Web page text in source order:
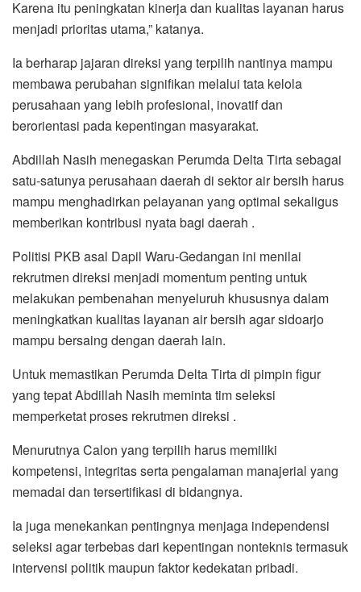
Karena itu peningkatan kinerja dan kualitas layanan harus
menjadi prioritas utama,” katanya.
Ia berharap jajaran direksi yang terpilih nantinya mampu
membawa perubahan signifikan melalui tata kelola
perusahaan yang lebih profesional, inovatif dan
berorientasi pada kepentingan masyarakat.
Abdillah Nasih menegaskan Perumda Delta Tirta sebagai
satu-satunya perusahaan daerah di sektor air bersih harus
mampu menghadirkan pelayanan yang optimal sekaligus
memberikan kontribusi nyata bagi daerah .
Politisi PKB asal Dapil Waru-Gedangan ini menilai
rekrutmen direksi menjadi momentum penting untuk
melakukan pembenahan menyeluruh khususnya dalam
meningkatkan kualitas layanan air bersih agar sidoarjo
mampu bersaing dengan daerah lain.
Untuk memastikan Perumda Delta Tirta di pimpin figur
yang tepat Abdillah Nasih meminta tim seleksi
memperketat proses rekrutmen direksi .
Menurutnya Calon yang terpilih harus memiliki
kompetensi, integritas serta pengalaman manajerial yang
memadai dan tersertifikasi di bidangnya.
Ia juga menekankan pentingnya menjaga independensi
seleksi agar terbebas dari kepentingan nonteknis termasuk
intervensi politik maupun faktor kedekatan pribadi.